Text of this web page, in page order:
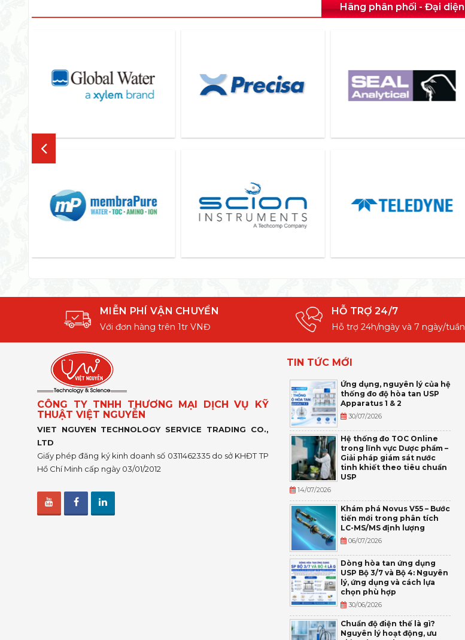
Hãng phân phối - Đại diện
MIỄN PHÍ VẬN CHUYỂN
Với đơn hàng trên 1tr VNĐ
HỖ TRỢ 24/7
Hỗ trợ 24h/ngày và 7 ngày/tuần
CÔNG TY TNHH THƯƠNG MẠI DỊCH VỤ KỸ
THUẬT VIỆT NGUYỄN
VIET NGUYEN TECHNOLOGY SERVICE TRADING CO.,
LTD
Giấy phép đăng ký kinh doanh số 0311462335 do sở KHĐT TP
Hồ Chí Minh cấp ngày 03/01/2012
TIN TỨC MỚI
Ứng dụng, nguyên lý của hệ
thống đo độ hòa tan USP
Apparatus 1 & 2
30/07/2026
Hệ thống đo TOC Online
trong lĩnh vực Dược phẩm –
Giải pháp giám sát nước
tinh khiết theo tiêu chuẩn
USP
14/07/2026
Khám phá Novus V55 – Bước
tiến mới trong phân tích
LC-MS/MS định lượng
06/07/2026
Dòng hòa tan ứng dụng
USP Bộ 3/7 và Bộ 4: Nguyên
lý, ứng dụng và cách lựa
chọn phù hợp
30/06/2026
Chuẩn độ điện thế là gì?
Nguyên lý hoạt động, ưu